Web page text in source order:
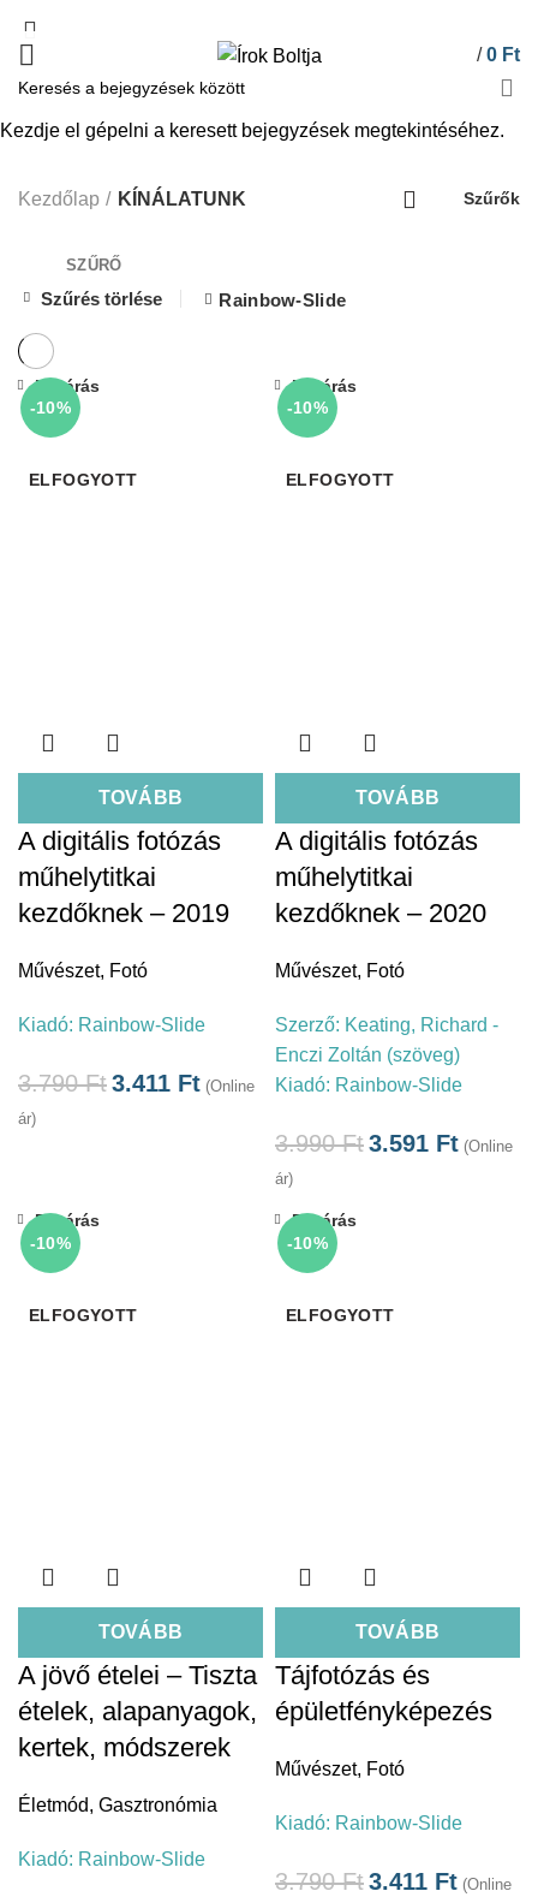
/ 0 Ft
KÍNÁLATUNK
Kezdőlap KÍNÁLATUNK Szűrők
SZŰRŐ
Szűrés törlése Rainbow-Slide
-10%
ELFOGYOTT
TOVÁBB
Bezárás
A digitális fotózás
műhelytitkai
kezdőknek – 2019
Művészet, Fotó
Kiadó: Rainbow-Slide
3.790Ft3.411 Ft (Online
ár)
-10%
ELFOGYOTT
TOVÁBB
Bezárás
A digitális fotózás
műhelytitkai
kezdőknek – 2020
Művészet, Fotó
Szerző: Keating, Richard -
Enczi Zoltán (szöveg)
Kiadó: Rainbow-Slide
3.990Ft3.591 Ft (Online
ár)
-10%
ELFOGYOTT
TOVÁBB
Bezárás
A jövő ételei – Tiszta
ételek, alapanyagok,
kertek, módszerek
Életmód, Gasztronómia
Kiadó: Rainbow-Slide
-10%
ELFOGYOTT
TOVÁBB
Bezárás
Tájfotózás és
épületfényképezés
Művészet, Fotó
Kiadó: Rainbow-Slide
3.790Ft3.411 Ft (Online
Kezdje el gépelni a keresett bejegyzések megtekintéséhez.